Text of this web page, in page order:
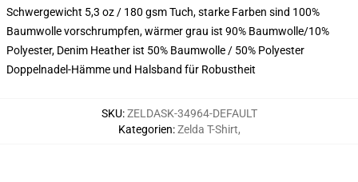
Schwergewicht 5,3 oz / 180 gsm Tuch, starke Farben sind 100%
Baumwolle vorschrumpfen, wärmer grau ist 90% Baumwolle/10%
Polyester, Denim Heather ist 50% Baumwolle / 50% Polyester
Doppelnadel-Hämme und Halsband für Robustheit
SKU:ZELDASK-34964-DEFAULT
Kategorien:Zelda T-Shirt,